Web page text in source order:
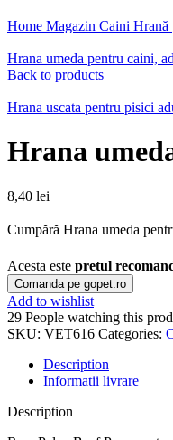
Home Magazin Caini Hrană
Hrana umeda pentru caini,
Back to products
Hrana uscata pentru pisici
Hrana
8,40 lei
Cumpără Hrana umeda
Acesta este pretul
Comanda pe gopet.ro
Add to wishlist
29 People watching this
SKU: VET616 Categories:
Description
Informatii livrare
Description